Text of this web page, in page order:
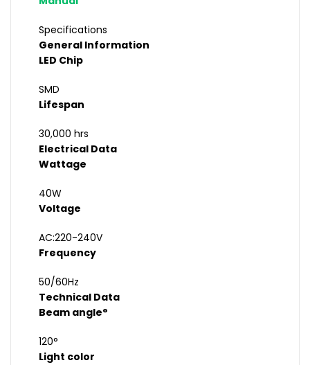
Specifications
General Information
LED Chip
SMD
Lifespan
30,000 hrs
Electrical Data
Wattage
40W
Voltage
AC:220-240V
Frequency
50/60Hz
Technical Data
Beam angle°
120°
Light color